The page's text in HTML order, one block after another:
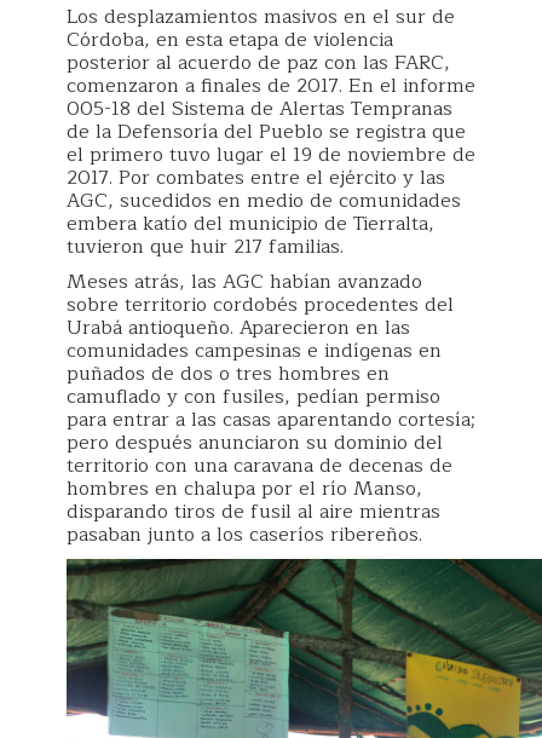
Los desplazamientos masivos en el sur de
Córdoba, en esta etapa de violencia
posterior al acuerdo de paz con las FARC,
comenzaron a finales de 2017. En el informe
005-18 del Sistema de Alertas Tempranas
de la Defensoría del Pueblo se registra que
el primero tuvo lugar el 19 de noviembre de
2017. Por combates entre el ejército y las
AGC, sucedidos en medio de comunidades
embera katío del municipio de Tierralta,
tuvieron que huir 217 familias.
Meses atrás, las AGC habían avanzado
sobre territorio cordobés procedentes del
Urabá antioqueño. Aparecieron en las
comunidades campesinas e indígenas en
puñados de dos o tres hombres en
camuflado y con fusiles, pedían permiso
para entrar a las casas aparentando cortesía;
pero después anunciaron su dominio del
territorio con una caravana de decenas de
hombres en chalupa por el río Manso,
disparando tiros de fusil al aire mientras
pasaban junto a los caseríos ribereños.